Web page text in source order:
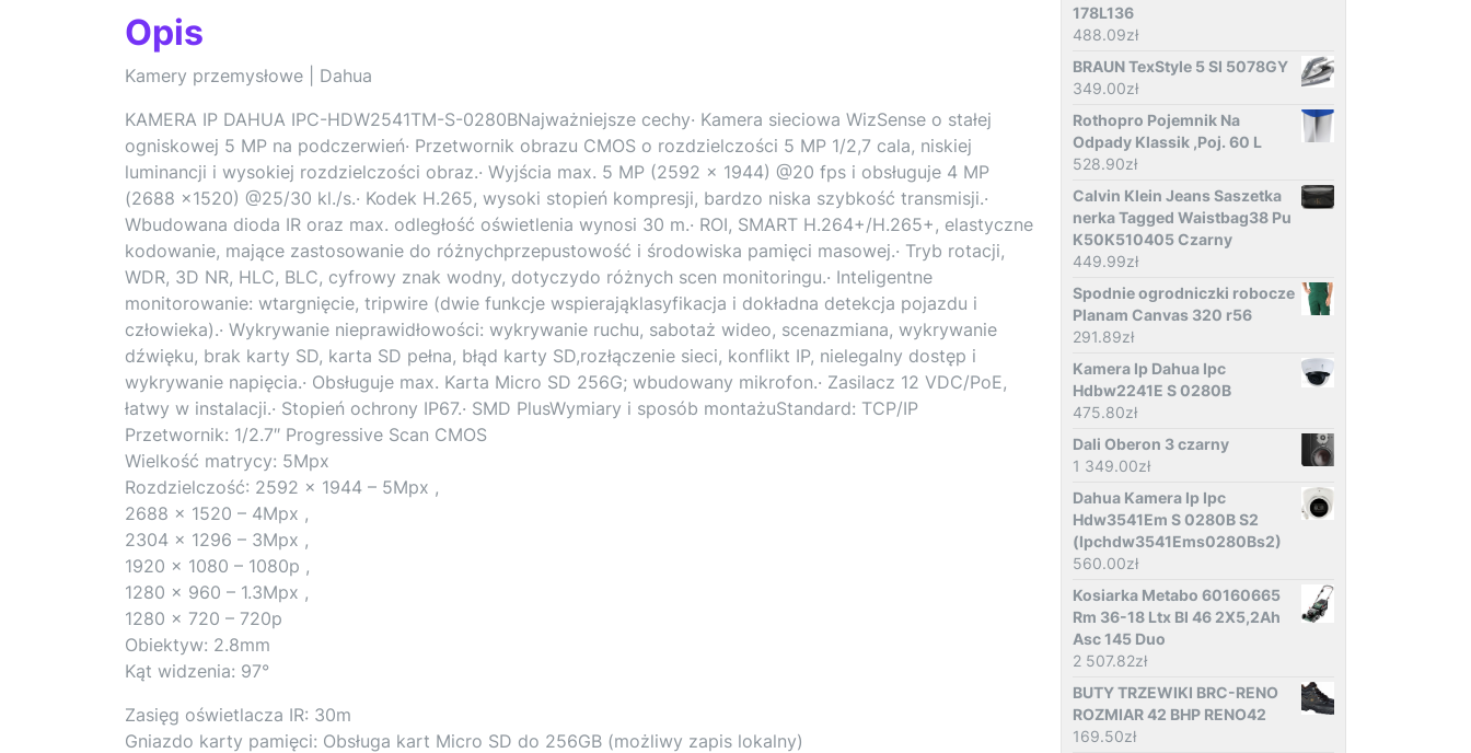
Opis
Kamery przemysłowe | Dahua
KAMERA IP DAHUA IPC-HDW2541TM-S-0280BNajważniejsze cechy· Kamera sieciowa WizSense o stałej
ogniskowej 5 MP na podczerwień· Przetwornik obrazu CMOS o rozdzielczości 5 MP 1/2,7 cala, niskiej
luminancji i wysokiej rozdzielczości obraz.· Wyjścia max. 5 MP (2592 × 1944) @20 fps i obsługuje 4 MP
(2688 x1520) @25/30 kl./s.· Kodek H.265, wysoki stopień kompresji, bardzo niska szybkość transmisji.·
Wbudowana dioda IR oraz max. odległość oświetlenia wynosi 30 m.· ROI, SMART H.264+/H.265+, elastyczne
kodowanie, mające zastosowanie do różnychprzepustowość i środowiska pamięci masowej.· Tryb rotacji,
WDR, 3D NR, HLC, BLC, cyfrowy znak wodny, dotyczydo różnych scen monitoringu.· Inteligentne
monitorowanie: wtargnięcie, tripwire (dwie funkcje wspierająklasyfikacja i dokładna detekcja pojazdu i
człowieka).· Wykrywanie nieprawidłowości: wykrywanie ruchu, sabotaż wideo, scenazmiana, wykrywanie
dźwięku, brak karty SD, karta SD pełna, błąd karty SD,rozłączenie sieci, konflikt IP, nielegalny dostęp i
wykrywanie napięcia.· Obsługuje max. Karta Micro SD 256G; wbudowany mikrofon.· Zasilacz 12 VDC/PoE,
łatwy w instalacji.· Stopień ochrony IP67.· SMD PlusWymiary i sposób montażuStandard: TCP/IP
Przetwornik: 1/2.7″ Progressive Scan CMOS
Wielkość matrycy: 5Mpx
Rozdzielczość: 2592 x 1944 – 5Mpx ,
2688 x 1520 – 4Mpx ,
2304 x 1296 – 3Mpx ,
1920 x 1080 – 1080p ,
1280 x 960 – 1.3Mpx ,
1280 x 720 – 720p
Obiektyw: 2.8mm
Kąt widzenia: 97°
Zasięg oświetlacza IR: 30m
Gniazdo karty pamięci: Obsługa kart Micro SD do 256GB (możliwy zapis lokalny)
178L136
488.09zł
BRAUN TexStyle 5 SI 5078GY
349.00zł
Rothopro Pojemnik Na
Odpady Klassik ,Poj. 60 L
528.90zł
Calvin Klein Jeans Saszetka
nerka Tagged Waistbag38 Pu
K50K510405 Czarny
449.99zł
Spodnie ogrodniczki robocze
Planam Canvas 320 r56
291.89zł
Kamera Ip Dahua Ipc
Hdbw2241E S 0280B
475.80zł
Dali Oberon 3 czarny
1 349.00zł
Dahua Kamera Ip Ipc
Hdw3541Em S 0280B S2
(Ipchdw3541Ems0280Bs2)
560.00zł
Kosiarka Metabo 60160665
Rm 36-18 Ltx Bl 46 2X5,2Ah
Asc 145 Duo
2 507.82zł
BUTY TRZEWIKI BRC-RENO
ROZMIAR 42 BHP RENO42
169.50zł